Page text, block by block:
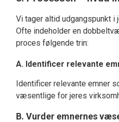
Vi tager altid udgangspunkt i
Ofte indeholder en
proces følgende trin:
A. Identificer relevante
Identificer relevante emner
væsentlige for jeres
B. Vurder emnernes